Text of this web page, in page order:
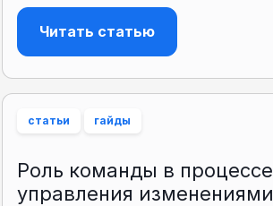
Читать статью
статьи гайды
Роль команды в процессе
управления изменениями